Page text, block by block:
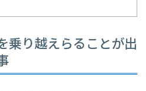
乗り越えらることが出